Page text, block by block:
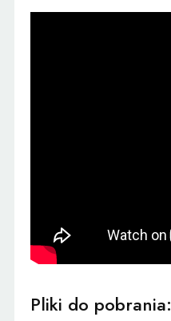
Pliki do pobrania: